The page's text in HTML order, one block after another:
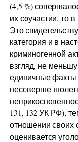
(4,5 %)
их соучастии, то
Это
категория и в
криминогенной
взгляд, не
единичные
131, 132 УК РФ),
отношении своих
оценивается